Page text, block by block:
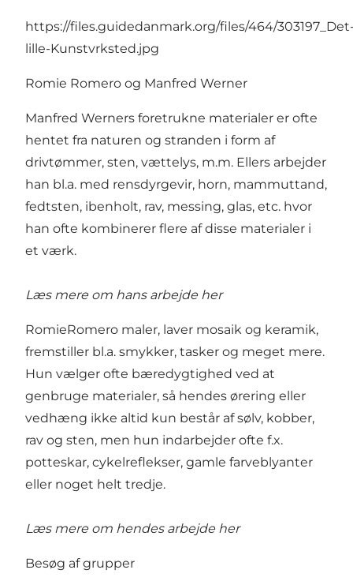
https://files.guidedanmark.org/files/464/
lille-Kunstvrksted.jpg
Romie Romero og Manfred Werner
Manfred Werners foretrukne materialer er ofte
hentet fra naturen og stranden i form af
drivtømmer, sten, vættelys, m.m. Ellers arbejder
han bl.a. med rensdyrgevir, horn, mammuttand,
fedtsten, ibenholt, rav, messing, glas, etc. hvor
han ofte kombinerer flere af disse materialer i
et værk.
Læs mere om hans arbejde her
RomieRomero maler, laver mosaik og keramik,
fremstiller bl.a. smykker, tasker og meget mere.
Hun vælger ofte bæredygtighed ved at
genbruge materialer, så hendes ørering eller
vedhæng ikke altid kun består af sølv, kobber,
rav og sten, men hun indarbejder ofte f.x.
potteskar, cykelreflekser, gamle farveblyanter
eller noget helt tredje.
Læs mere om hendes arbejde her
Besøg af grupper